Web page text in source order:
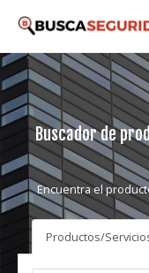
Buscador de
Encuentra el
Productos/